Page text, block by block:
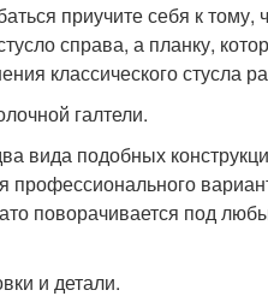
приучите себя к тому,
справа, а планку,
классического стусла
галтели.
вида подобных
поворачивается под
и детали.